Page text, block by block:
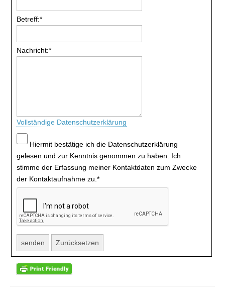
Betreff:*
Nachricht:*
Vollständige Datenschutzerklärung
Hiermit bestätige ich die Datenschutzerklärung
gelesen und zur Kenntnis genommen zu haben. Ich
stimme der Erfassung meiner Kontaktdaten zum Zwecke
der Kontaktaufnahme zu. *